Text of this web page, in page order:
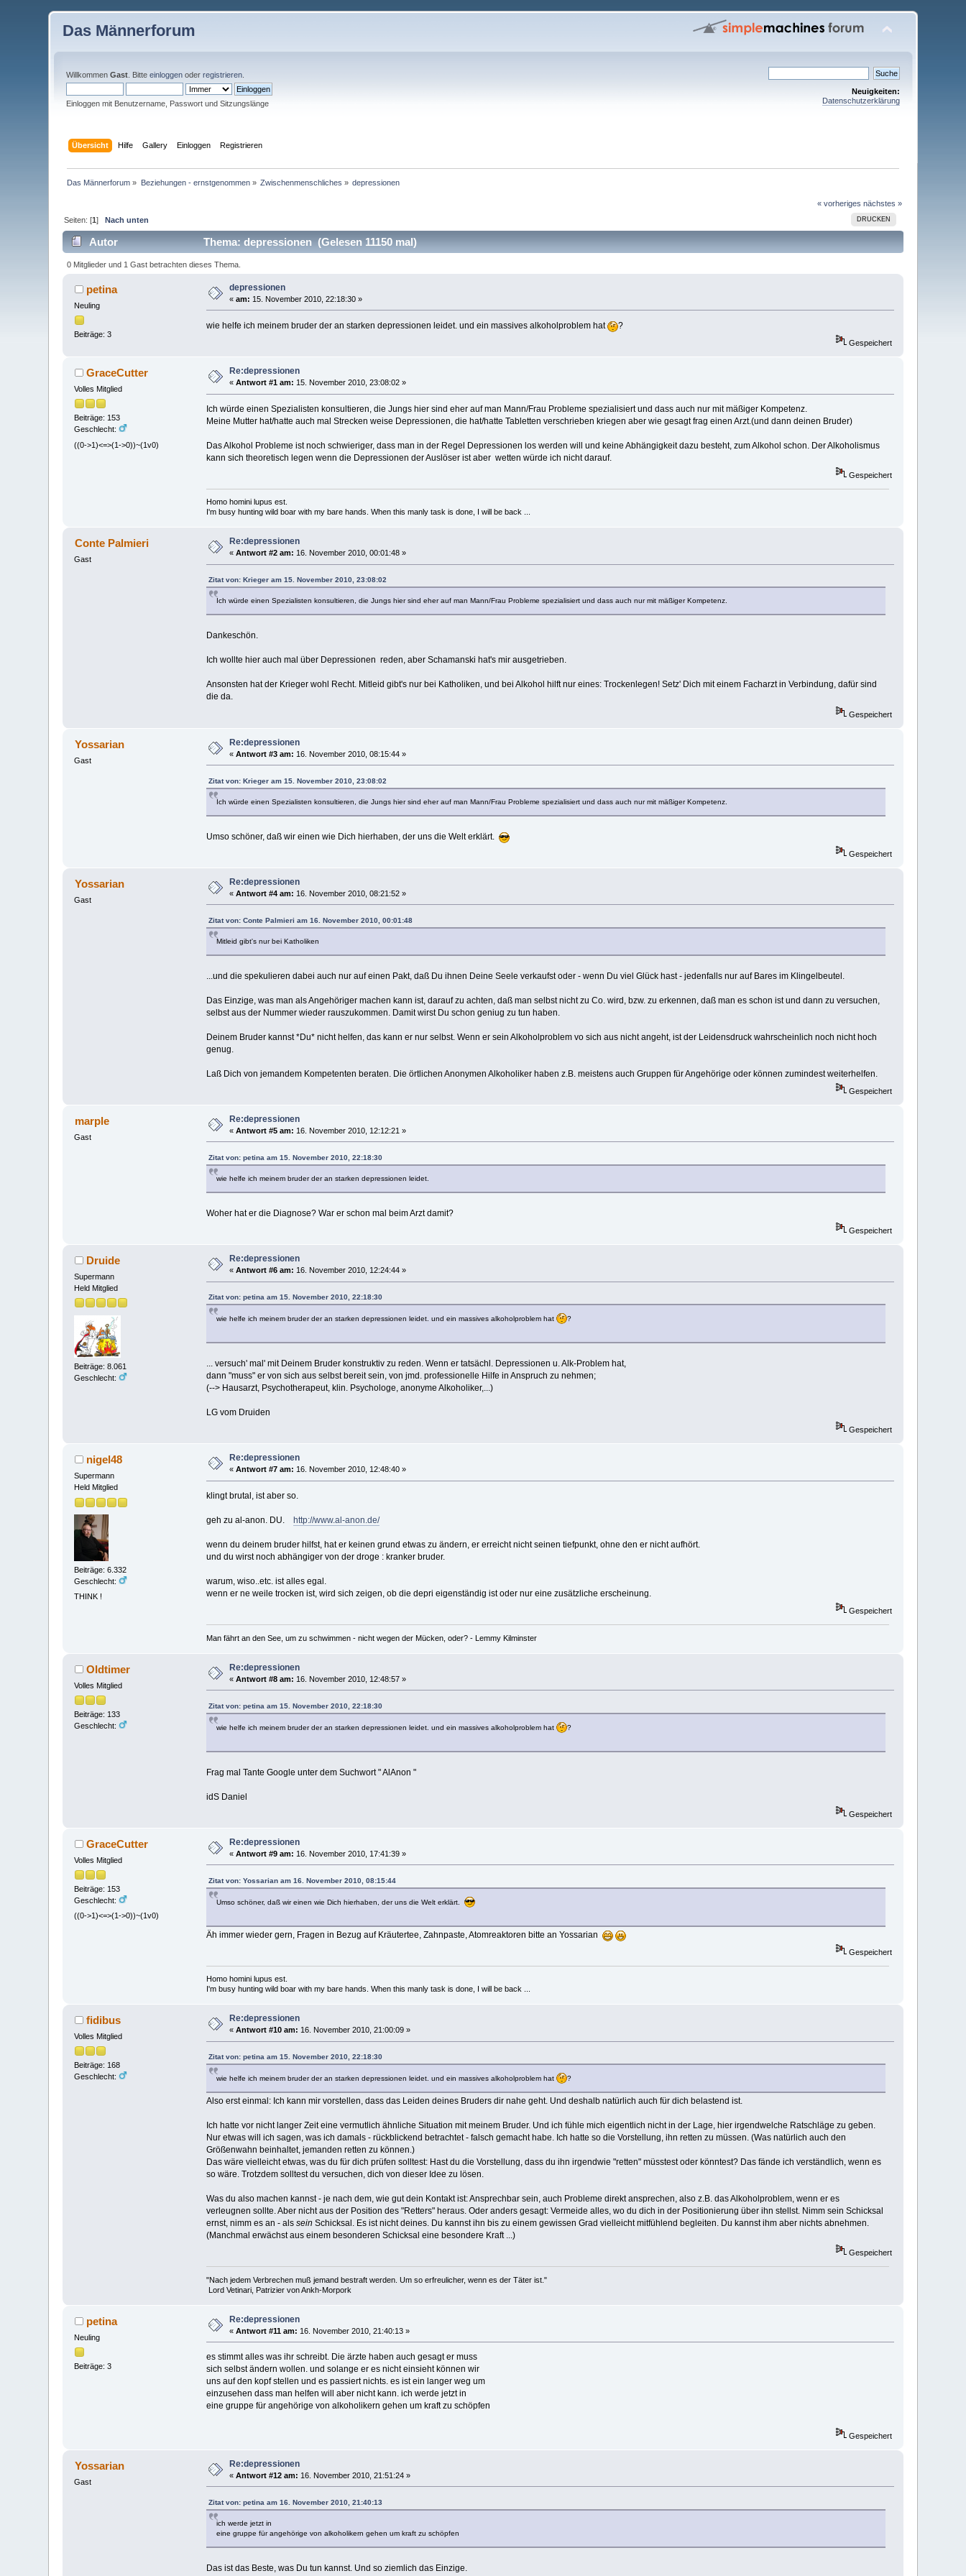
Das Männerforum
WillkommenGast . Bitteeinloggen oderregistrieren
Einloggen mit Benutzername, Passwort und Sitzungslänge
Neuigkeiten:
Datenschutzerklärung
Übersicht Hilfe Gallery Einloggen Registrieren
Das Männerforum » Beziehungen - ernstgenommen» Zwischenmenschliches » depressionen
« vorheriges nächstes »
DRUCKEN
Seiten: [1]Nach unten
Autor Thema: depressionen (Gelesen 11150 mal)
0 Mitglieder und 1 Gast betrachten dieses Thema.
petina
Neuling
Beiträge: 3
depressionen
«am: 15. November 2010, 22:18:30 »
wie helfe ich meinem bruder der an starken depressionen leidet. und ein massives alkoholproblem hat ?
Gespeichert
GraceCutter
Volles Mitglied
Beiträge: 153
Geschlecht:
((0->1)<=>(1->0))~(1v0)
Re:depressionen
«Antwort #1 am: 15. November 2010, 23:08:02 »
Ich würde einen Spezialisten konsultieren, die Jungs hier sind eher auf man Mann/Frau Probleme spezialisiert und dass auch nur mit mäßiger Kompetenz.
Meine Mutter hat/hatte auch mal Strecken weise Depressionen, die hat/hatte Tabletten verschrieben kriegen aber wie gesagt frag einen Arzt.(und dann deinen Bruder)
Das Alkohol Probleme ist noch schwieriger, dass man in der Regel Depressionen los werden will und keine Abhängigkeit dazu besteht, zum Alkohol schon. Der Alkoholismus
kann sich theoretisch legen wenn die Depressionen der Auslöser ist aber wetten würde ich nicht darauf.
Gespeichert
Homo homini lupus est.
I'm busy hunting wild boar with my bare hands. When this manly task is done, I will be back ...
Conte Palmieri
Gast
Re:depressionen
«Antwort #2 am: 16. November 2010, 00:01:48 »
Zitat von: Krieger am 15. November 2010, 23:08:02
Ich würde einen Spezialisten konsultieren, die Jungs hier sind eher auf man Mann/Frau Probleme spezialisiert und dass auch nur mit mäßiger Kompetenz.
Dankeschön.
Ich wollte hier auch mal über Depressionen reden, aber Schamanski hat's mir ausgetrieben.
Ansonsten hat der Krieger wohl Recht. Mitleid gibt's nur bei Katholiken, und bei Alkohol hilft nur eines: Trockenlegen! Setz' Dich mit einem Facharzt in Verbindung, dafür sind
die da.
Gespeichert
Yossarian
Gast
Re:depressionen
«Antwort #3 am: 16. November 2010, 08:15:44 »
Zitat von: Krieger am 15. November 2010, 23:08:02
Ich würde einen Spezialisten konsultieren, die Jungs hier sind eher auf man Mann/Frau Probleme spezialisiert und dass auch nur mit mäßiger Kompetenz.
Umso schöner, daß wir einen wie Dich hierhaben, der uns die Welt erklärt.
Gespeichert
Yossarian
Gast
Re:depressionen
«Antwort #4 am: 16. November 2010, 08:21:52 »
Zitat von: Conte Palmieri am 16. November 2010, 00:01:48
Mitleid gibt's nur bei Katholiken
...und die spekulieren dabei auch nur auf einen Pakt, daß Du ihnen Deine Seele verkaufst oder - wenn Du viel Glück hast - jedenfalls nur auf Bares im Klingelbeutel.
Das Einzige, was man als Angehöriger machen kann ist, darauf zu achten, daß man selbst nicht zu Co. wird, bzw. zu erkennen, daß man es schon ist und dann zu versuchen,
selbst aus der Nummer wieder rauszukommen. Damit wirst Du schon geniug zu tun haben.
Deinem Bruder kannst *Du* nicht helfen, das kann er nur selbst. Wenn er sein Alkoholproblem vo sich aus nicht angeht, ist der Leidensdruck wahrscheinlich noch nicht hoch
genug.
Laß Dich von jemandem Kompetenten beraten. Die örtlichen Anonymen Alkoholiker haben z.B. meistens auch Gruppen für Angehörige oder können zumindest weiterhelfen.
Gespeichert
marple
Gast
Re:depressionen
«Antwort #5 am: 16. November 2010, 12:12:21 »
Zitat von: petina am 15. November 2010, 22:18:30
wie helfe ich meinem bruder der an starken depressionen leidet.
Woher hat er die Diagnose? War er schon mal beim Arzt damit?
Gespeichert
Druide
Supermann
Held Mitglied
Beiträge: 8.061
Geschlecht:
Re:depressionen
«Antwort #6 am: 16. November 2010, 12:24:44 »
Zitat von: petina am 15. November 2010, 22:18:30
wie helfe ich meinem bruder der an starken depressionen leidet. und ein massives alkoholproblem hat ?
... versuch' mal' mit Deinem Bruder konstruktiv zu reden. Wenn er tatsächl. Depressionen u. Alk-Problem hat,
dann "muss" er von sich aus selbst bereit sein, von jmd. professionelle Hilfe in Anspruch zu nehmen;
(--> Hausarzt, Psychotherapeut, klin. Psychologe, anonyme Alkoholiker,...)
LG vom Druiden
Gespeichert
nigel48
Supermann
Held Mitglied
Beiträge: 6.332
Geschlecht:
THINK !
Re:depressionen
«Antwort #7 am: 16. November 2010, 12:48:40 »
klingt brutal, ist aber so.
geh zu al-anon. DU. http://www.al-anon.de/
wenn du deinem bruder hilfst, hat er keinen grund etwas zu ändern, er erreicht nicht seinen tiefpunkt, ohne den er nicht aufhört.
und du wirst noch abhängiger von der droge : kranker bruder.
warum, wiso..etc. ist alles egal.
wenn er ne weile trocken ist, wird sich zeigen, ob die depri eigenständig ist oder nur eine zusätzliche erscheinung.
Gespeichert
Man fährt an den See, um zu schwimmen - nicht wegen der Mücken, oder? - Lemmy Kilminster
Oldtimer
Volles Mitglied
Beiträge: 133
Geschlecht:
Re:depressionen
«Antwort #8 am: 16. November 2010, 12:48:57 »
Zitat von: petina am 15. November 2010, 22:18:30
wie helfe ich meinem bruder der an starken depressionen leidet. und ein massives alkoholproblem hat ?
Frag mal Tante Google unter dem Suchwort " AlAnon "
idS Daniel
Gespeichert
GraceCutter
Volles Mitglied
Beiträge: 153
Geschlecht:
((0->1)<=>(1->0))~(1v0)
Re:depressionen
«Antwort #9 am: 16. November 2010, 17:41:39 »
Zitat von: Yossarian am 16. November 2010, 08:15:44
Umso schöner, daß wir einen wie Dich hierhaben, der uns die Welt erklärt.
Äh immer wieder gern, Fragen in Bezug auf Kräutertee, Zahnpaste, Atomreaktoren bitte an Yossarian
Gespeichert
Homo homini lupus est.
I'm busy hunting wild boar with my bare hands. When this manly task is done, I will be back ...
fidibus
Volles Mitglied
Beiträge: 168
Geschlecht:
Re:depressionen
«Antwort #10 am: 16. November 2010, 21:00:09 »
Zitat von: petina am 15. November 2010, 22:18:30
wie helfe ich meinem bruder der an starken depressionen leidet. und ein massives alkoholproblem hat ?
Also erst einmal: Ich kann mir vorstellen, dass das Leiden deines Bruders dir nahe geht. Und deshalb natürlich auch für dich belastend ist.
Ich hatte vor nicht langer Zeit eine vermutlich ähnliche Situation mit meinem Bruder. Und ich fühle mich eigentlich nicht in der Lage, hier irgendwelche Ratschläge zu geben.
Nur etwas will ich sagen, was ich damals - rückblickend betrachtet - falsch gemacht habe. Ich hatte so die Vorstellung, ihn retten zu müssen. (Was natürlich auch den
Größenwahn beinhaltet, jemanden retten zu können.)
Das wäre vielleicht etwas, was du für dich prüfen solltest: Hast du die Vorstellung, dass du ihn irgendwie "retten" müsstest oder könntest? Das fände ich verständlich, wenn es
so wäre. Trotzdem solltest du versuchen, dich von dieser Idee zu lösen.
Was du also machen kannst - je nach dem, wie gut dein Kontakt ist: Ansprechbar sein, auch Probleme direkt ansprechen, also z.B. das Alkoholproblem, wenn er es
verleugnen sollte. Aber nicht aus der Position des "Retters" heraus. Oder anders gesagt: Vermeide alles, wo du dich in der Positionierung über ihn stellst. Nimm sein Schicksal
ernst, nimm es an - als sein Schicksal. Es ist nicht deines. Du kannst ihn bis zu einem gewissen Grad vielleicht mitfühlend begleiten. Du kannst ihm aber nichts abnehmen.
(Manchmal erwächst aus einem besonderen Schicksal eine besondere Kraft ...)
Gespeichert
"Nach jedem Verbrechen muß jemand bestraft werden. Um so erfreulicher, wenn es der Täter ist."
Lord Vetinari, Patrizier von Ankh-Morpork
petina
Neuling
Beiträge: 3
Re:depressionen
«Antwort #11 am: 16. November 2010, 21:40:13 »
es stimmt alles was ihr schreibt. Die ärzte haben auch gesagt er muss
sich selbst ändern wollen. und solange er es nicht einsieht können wir
uns auf den kopf stellen und es passiert nichts. es ist ein langer weg um
einzusehen dass man helfen will aber nicht kann. ich werde jetzt in
eine gruppe für angehörige von alkoholikern gehen um kraft zu schöpfen
Gespeichert
Yossarian
Gast
Re:depressionen
«Antwort #12 am: 16. November 2010, 21:51:24 »
Zitat von: petina am 16. November 2010, 21:40:13
ich werde jetzt in
eine gruppe für angehörige von alkoholikern gehen um kraft zu schöpfen
Das ist das Beste, was Du tun kannst. Und so ziemlich das Einzige.